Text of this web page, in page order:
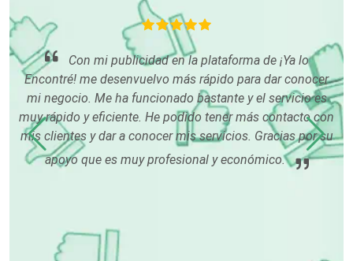
Computadoras
Conferencias Empresariales
Construcciones en General
Control de Plagas
Con mi publicidad en la plataforma de ¡Ya lo
Encontré! me desenvuelvo más rápido para dar conocer
mi negocio. Me ha funcionado bastante y el servicio es
muy rápido y eficiente. He podido tener más contacto con
mis clientes y dar a conocer mis servicios. Gracias por su
apoyo que es muy profesional y económico.